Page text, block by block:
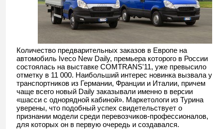
Количество предварительных заказов в Европе на
автомобиль Iveco New Daily, премьера которого в России
состоялась на выставке COMTRANS'11, уже превысило
отметку в 11 000. Наибольший интерес новинка вызвала у
транспортников из Германии, Франции и Италии, причем
чаще всего новый Daily заказывали именно в версии
«шасси с однорядной кабиной». Маркетологи из Турина
уверены, что подобный успех свидетельствует о
признании модели среди перевозчиков-профессионалов,
для которых он в первую очередь и создавался.